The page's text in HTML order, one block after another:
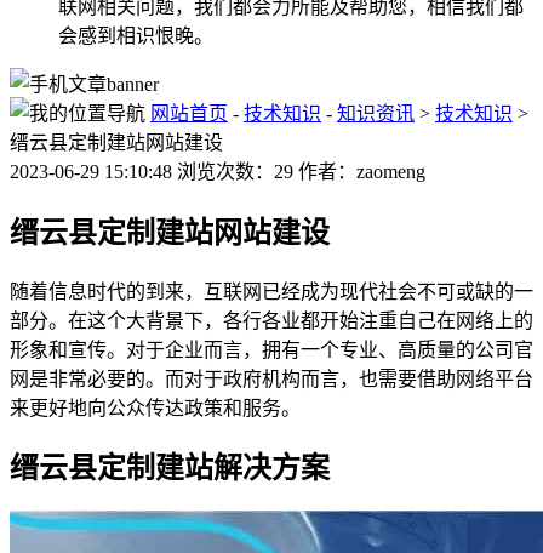
联网相关问题，我们都会力所能及帮助您，相信我们都
会感到相识恨晚。
网站首页 - 技术知识 - 知识资讯 > 技术知识 >
缙云县定制建站网站建设
2023-06-29 15:10:48 浏览次数：29 作者：zaomeng
缙云县定制建站网站建设
随着信息时代的到来，互联网已经成为现代社会不可或缺的一
部分。在这个大背景下，各行各业都开始注重自己在网络上的
形象和宣传。对于企业而言，拥有一个专业、高质量的公司官
网是非常必要的。而对于政府机构而言，也需要借助网络平台
来更好地向公众传达政策和服务。
缙云县定制建站解决方案